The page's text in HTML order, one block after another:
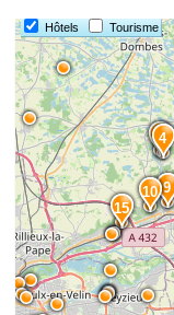
Hôtels Tourisme
15
10 9
84